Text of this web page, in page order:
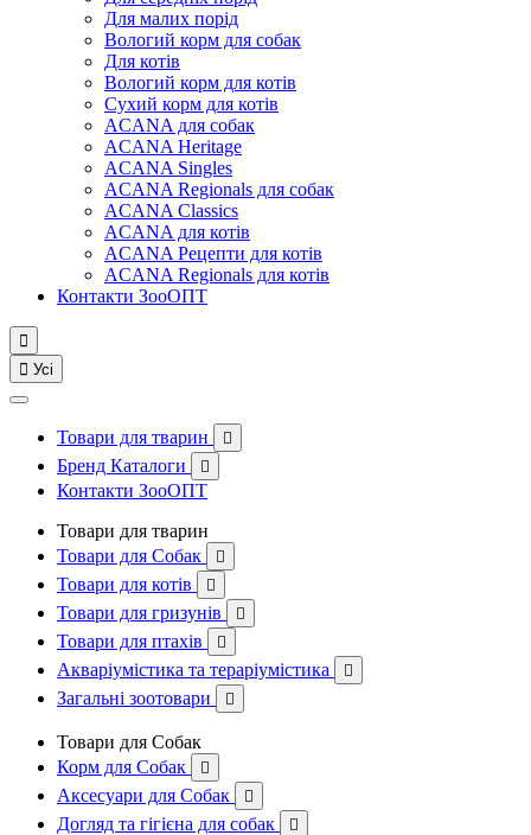
Для малих порід
Вологий корм для собак
Для котів
Вологий корм для котів
Сухий корм для котів
ACANA для собак
ACANA Heritage
ACANA Singles
ACANA Regionals для собак
ACANA Classics
ACANA для котів
ACANA Рецепти для котів
ACANA Regionals для котів
Контакти ЗооОПТ

 Усі
Товари для тварин 
Бренд Каталоги 
Контакти ЗооОПТ
Товари для тварин
Товари для Собак

Товари для котів 
Товари для гризунів 
Товари для птахів 
Акваріумістика та тераріумістика 
Загальні зоотовари 
Товари для Собак
Корм для Собак

Аксесуари для Собак 
Догляд та гігієна для собак 